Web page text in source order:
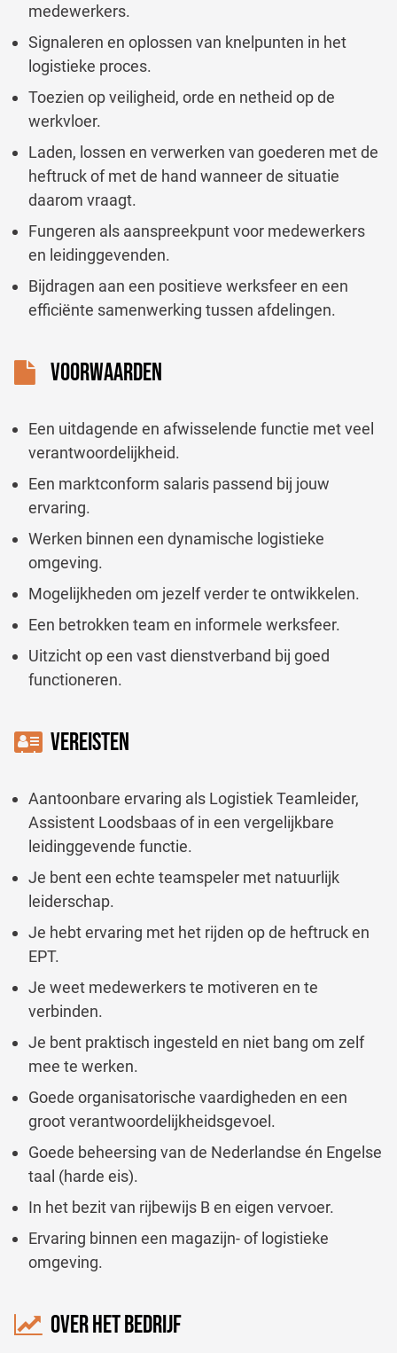
medewerkers.
Signaleren en oplossen van knelpunten in het
logistieke proces.
Toezien op veiligheid, orde en netheid op de
werkvloer.
Laden, lossen en verwerken van goederen met de
heftruck of met de hand wanneer de situatie
daarom vraagt.
Fungeren als aanspreekpunt voor medewerkers
en leidinggevenden.
Bijdragen aan een positieve werksfeer en een
efficiënte samenwerking tussen afdelingen.
VOORWAARDEN
Een uitdagende en afwisselende functie met veel
verantwoordelijkheid.
Een marktconform salaris passend bij jouw
ervaring.
Werken binnen een dynamische logistieke
omgeving.
Mogelijkheden om jezelf verder te ontwikkelen.
Een betrokken team en informele werksfeer.
Uitzicht op een vast dienstverband bij goed
functioneren.
VEREISTEN
Aantoonbare ervaring als Logistiek Teamleider,
Assistent Loodsbaas of in een vergelijkbare
leidinggevende functie.
Je bent een echte teamspeler met natuurlijk
leiderschap.
Je hebt ervaring met het rijden op de heftruck en
EPT.
Je weet medewerkers te motiveren en te
verbinden.
Je bent praktisch ingesteld en niet bang om zelf
mee te werken.
Goede organisatorische vaardigheden en een
groot verantwoordelijkheidsgevoel.
Goede beheersing van de Nederlandse én Engelse
taal (harde eis).
In het bezit van rijbewijs B en eigen vervoer.
Ervaring binnen een magazijn- of logistieke
omgeving.
OVER HET BEDRIJF